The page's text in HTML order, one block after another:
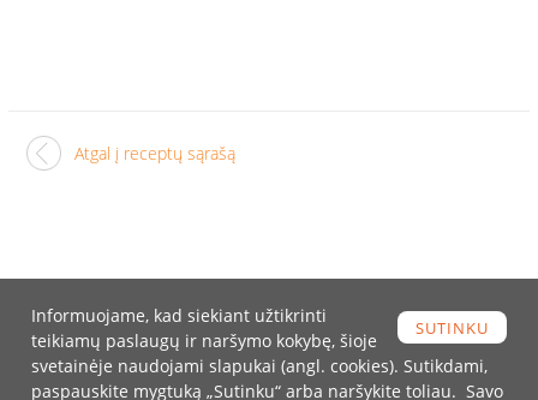
Atgal į receptų sąrašą
Turite klausimų?
SUTINKU
Informuojame, kad siekiant užtikrinti
teikiamų paslaugų ir naršymo kokybę, šioje
svetainėje naudojami slapukai (angl. cookies). Sutikdami,
paspauskite mygtuką „Sutinku“ arba naršykite toliau. Savo